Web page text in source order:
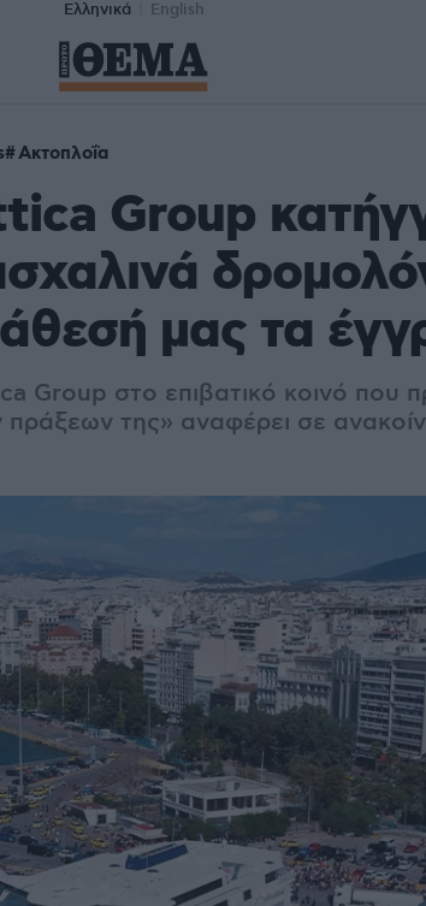
Ελληνικά English
Ακτοπλοΐα
Group
μας τα
Group στο επιβατικό κοινό που
πράξεων της» αναφέρει σε